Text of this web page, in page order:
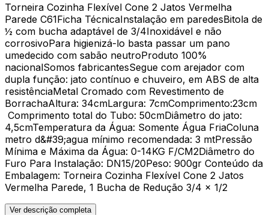
Torneira Cozinha Flexível Cone 2 Jatos Vermelha
Parede C61Ficha TécnicaInstalação em paredesBitola de
½ com bucha adaptável de 3/4Inoxidável e não
corrosivoPara higienizá-lo basta passar um pano
umedecido com sabão neutroProduto 100%
nacionalSomos fabricantesSegue com arejador com
dupla função: jato contínuo e chuveiro, em ABS de alta
resistênciaMetal Cromado com Revestimento de
BorrachaAltura: 34cmLargura: 7cmComprimento:23cm
Comprimento total do Tubo: 50cmDiâmetro do jato:
4,5cmTemperatura da Água: Somente Água FriaColuna
metro d&#39;agua mínimo recomendada: 3 mtPressão
Mínima e Máxima da Água: 0-14KG F/CM2Diâmetro do
Furo Para Instalação: DN15/20Peso: 900gr Conteúdo da
Embalagem: Torneira Cozinha Flexível Cone 2 Jatos
Vermelha Parede, 1 Bucha de Redução 3/4 x 1/2
Ver descrição completa